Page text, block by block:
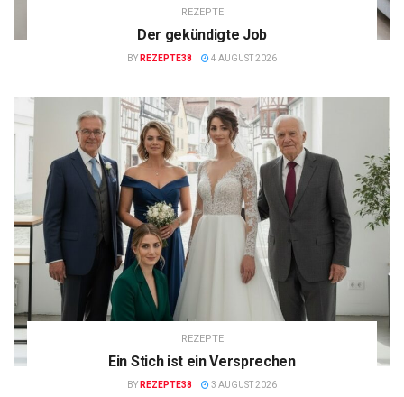
REZEPTE
Der gekündigte Job
BY REZEPTE38 4 AUGUST 2026
REZEPTE
Ein Stich ist ein Versprechen
BY REZEPTE38 3 AUGUST 2026